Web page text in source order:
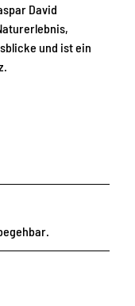
David
und ist ein